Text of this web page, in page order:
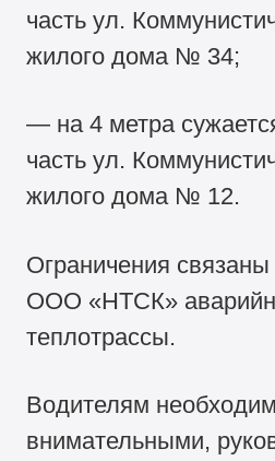
часть ул.
жилого дома № 34;
— на 4 метра
часть ул.
жилого дома № 12.
Ограничения
ООО «НТСК»
теплотрассы.
Водителям
внимательными,